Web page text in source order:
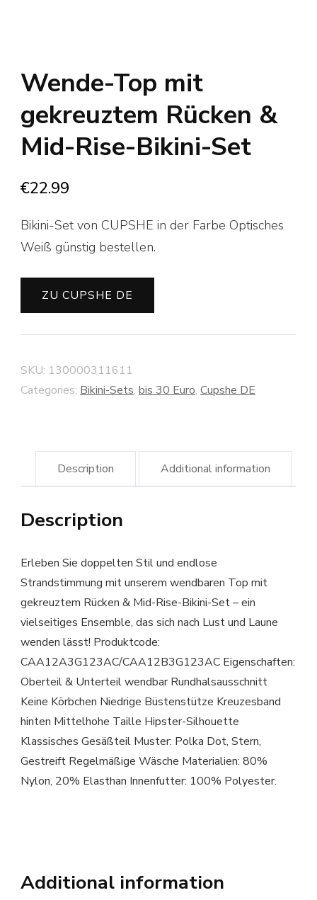
Wende-Top mit
gekreuztem Rücken &
Mid-Rise-Bikini-Set
€22.99
Bikini-Set von CUPSHE in der Farbe Optisches
Weiß günstig bestellen.
ZU CUPSHE DE
SKU: 130000311611
Categories: Bikini-Sets, bis 30 Euro, Cupshe DE
Description Additional information
Description
Erleben Sie doppelten Stil und endlose
Strandstimmung mit unserem wendbaren Top mit
gekreuztem Rücken & Mid-Rise-Bikini-Set – ein
vielseitiges Ensemble, das sich nach Lust und Laune
wenden lässt! Produktcode:
CAA12A3G123AC/CAA12B3G123AC Eigenschaften:
Oberteil & Unterteil wendbar Rundhalsausschnitt
Keine Körbchen Niedrige Büstenstütze Kreuzesband
hinten Mittelhohe Taille Hipster-Silhouette
Klassisches Gesäßteil Muster: Polka Dot, Stern,
Gestreift Regelmäßige Wäsche Materialien: 80%
Nylon, 20% Elasthan Innenfutter: 100% Polyester.
Additional information